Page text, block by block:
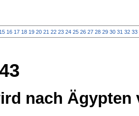
15 16 17 18 19 20 21 22 23 24 25 26 27 28 29 30 31 32 33
nach Ägypten